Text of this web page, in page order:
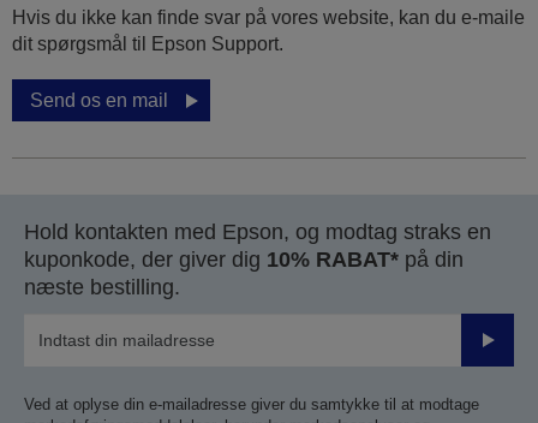
Hvis du ikke kan finde svar på vores website, kan du e-maile
dit spørgsmål til Epson Support.
Send os en mail
Hold kontakten med Epson, og modtag straks en
kuponkode, der giver dig 10% RABAT* på din
næste bestilling.
Send
Ved at oplyse din e-mailadresse giver du samtykke til at modtage